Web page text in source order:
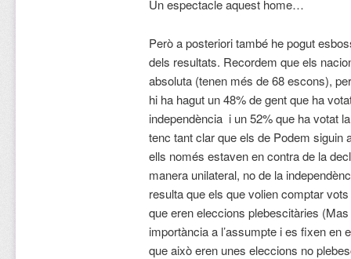
Un espectacle aquest home…
Però a posteriori també he pogut
dels resultats. Recordem que els
absoluta (tenen més de 68 escons),
hi ha hagut un 48% de gent que ha
independència i un 52% que ha votat
tenc tant clar que els de Podem
ells només estaven en contra de la
manera unilateral, no de la
resulta que els que volien comptar
que eren eleccions plebescitàries
importància a l’assumpte i es fixen en
que això eren unes eleccions no